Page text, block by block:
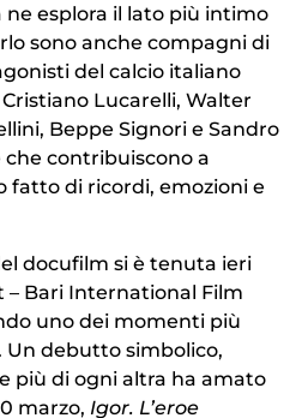
esplora il lato più intimo
sono anche compagni di
del calcio italiano
Cristiano Lucarelli,Walter
, Beppe Signori eSandro
che contribuiscono a
fatto di ricordi, emozioni e
docufilm si è tenuta ieri
– Bari International Film
uno dei momenti più
Un debutto simbolico,
più di ogni altra ha amato
marzo, Igor. L’eroe